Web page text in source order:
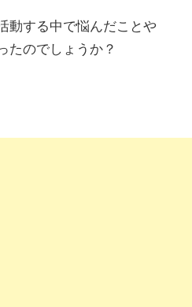
動する中で悩んだことや
たのでしょうか？